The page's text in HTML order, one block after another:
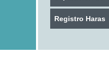
Registro Haras